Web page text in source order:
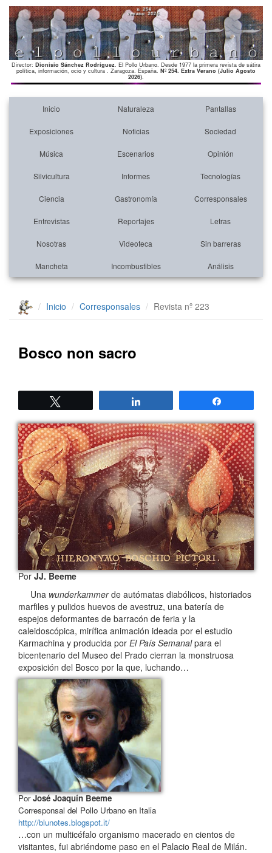
Director: Dionisio Sánchez Rodríguez. El Pollo Urbano. Desde 1977 la primera revista de sátira
política, información, ocio y cultura . Zaragoza. España. Nº 254. Extra Verano (Julio Agosto
2026).
Inicio Naturaleza Pantallas
Exposiciones Noticias Sociedad
Música Escenarios Opinión
Silvicultura Informes Tecnologías
Ciencia Gastronomía Corresponsales
Entrevistas Reportajes Letras
Nosotras Videoteca Sin barreras
Mancheta Incombustibles Análisis
Inicio Corresponsales Revista nº 223
Bosco non sacro
PorJJ. Beeme
Una wunderkammerde autómatas diabólicos, historiados
marfiles y pulidos huevos de avestruz, una batería de
espejos deformantes de barracón de feria y la
caleidoscópica, mirífica animación ideada por el estudio
Karmachina y producida por El País Semanalpara el
bicentenario del Museo del Prado cierran la monstruosa
exposición del Bosco por la que, luchando…
PorJosé Joaquín Beeme
Corresponsal del Pollo Urbano en Italia
http://blunotes.blogspot.it/
…con un multicéfalo organismo macerado en cientos de
visitantes, fui abriéndome paso en el Palacio Real de Milán.